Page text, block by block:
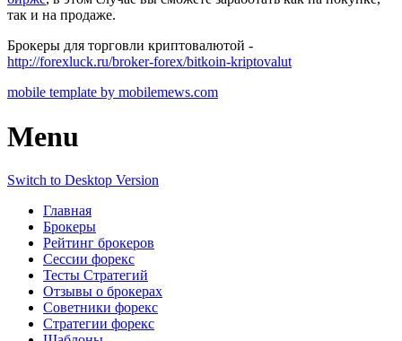
так и на продаже.
Брокеры для торговли криптовалютой -
http://forexluck.ru/broker-forex/bitkoin-kriptovalut
mobile template by mobilemews.com
Menu
Switch to Desktop Version
Главная
Брокеры
Рейтинг брокеров
Сессии форекс
Тесты Стратегий
Отзывы о брокерах
Советники форекс
Стратегии форекс